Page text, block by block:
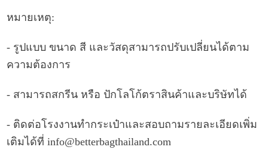
หมายเหตุ:
- รูปแบบ ขนาด สี และวัสดุสามารถปรับเปลี่ยนได้ตาม
ความต้องการ
- สามารถสกรีน หรือ ปักโลโก้ตราสินค้าและบริษัทได้
- ติดต่อโรงงานทำกระเป๋าและสอบถามรายละเอียดเพิ่ม
เติมได้ที่ info@betterbagthailand.com